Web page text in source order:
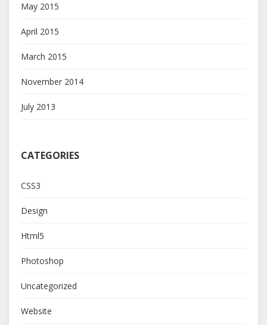
May 2015
April 2015
March 2015
November 2014
July 2013
CATEGORIES
CSS3
Design
Html5
Photoshop
Uncategorized
Website